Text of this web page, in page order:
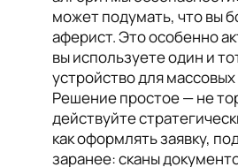
может подумать, что вы
аферист. Это особенно
вы используете один и
устройство для массовых
Решение простое — не
действуйте
как оформлять заявку,
заранее: сканы